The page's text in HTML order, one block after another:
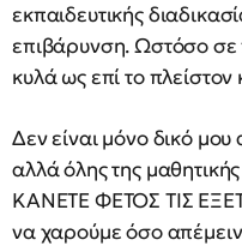
εκπαιδευτικής
επιβάρυνση. Ωστόσο σε
κυλά ως επί το πλείστον
Δεν είναι μόνο δικό
αλλά όλης της
ΚΑΝΕΤΕ ΦΕΤΟΣ ΤΙΣ
να χαρούμε όσο